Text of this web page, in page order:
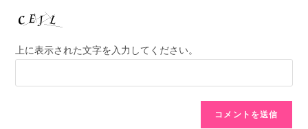
上に表示された文字を入力してください。